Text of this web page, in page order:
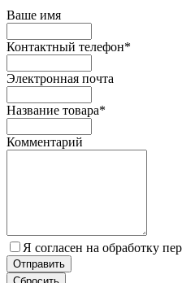
Ваше имя
Контактный телефон*
Электронная почта
Название товара*
Комментарий
Я согласен на обработку